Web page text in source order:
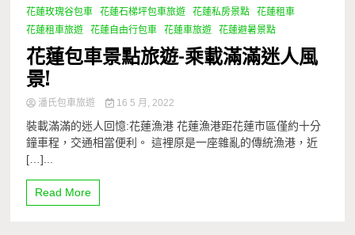
花蓮玫瑰谷包車
花蓮石梯坪包車旅遊 花蓮私房景點
花蓮租車
花蓮租車旅遊
花蓮自由行包車 花蓮車旅遊 花蓮避暑景點
花蓮包車景點旅遊-乘載滿滿迷人風
景!
潘氏包車旅遊 16 5 月, 2022
裝載滿滿的迷人回憶:花蓮漁港 花蓮漁港距花蓮市區僅約十分
鐘車程，交通相當便利。 這裡原是一座雜亂的傳統漁港，近
[…]...
Read More